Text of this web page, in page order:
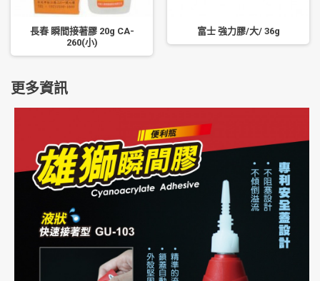
長春 瞬間接著膠 20g CA-
260(小)
富士 強力膠/大/ 36g
更多資訊